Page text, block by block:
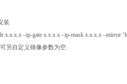
装
x.x.x.x –ip-gate x.x.x.x –ip-mask x.x.x.x –mirror
另自定义镜像参数为空.